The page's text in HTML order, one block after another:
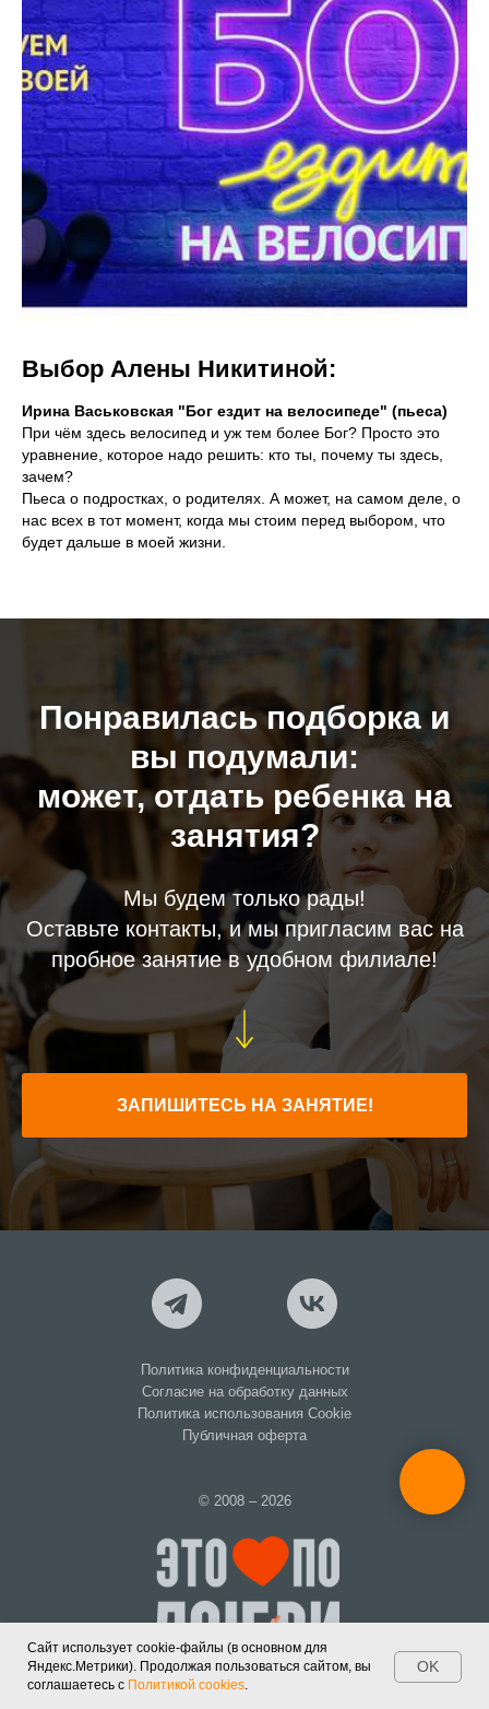
Выбор Алены Никитиной:
Ирина Васьковская "Бог ездит на велосипеде" (пьеса)
При чём здесь велосипед и уж тем более Бог? Просто это
уравнение, которое надо решить: кто ты, почему ты здесь,
зачем?
Пьеса о подростках, о родителях. А может, на самом деле, о
нас всех в тот момент, когда мы стоим перед выбором, что
будет дальше в моей жизни.
Понравилась подборка и
вы подумали:
может, отдать ребенка на
занятия?
Мы будем только рады!
Оставьте контакты, и мы пригласим вас на
пробное занятие в удобном филиале!
ЗАПИШИТЕСЬ НА ЗАНЯТИЕ!
© 2008 – 2026
Политика конфиденциальности
Согласие на обработку данных
Политика использования Cookie
Публичная оферта
Сайт использует cookie-файлы (в основном для
Яндекс.Метрики). Продолжая пользоваться сайтом, вы
соглашаетесь с Политикой cookies.
OK